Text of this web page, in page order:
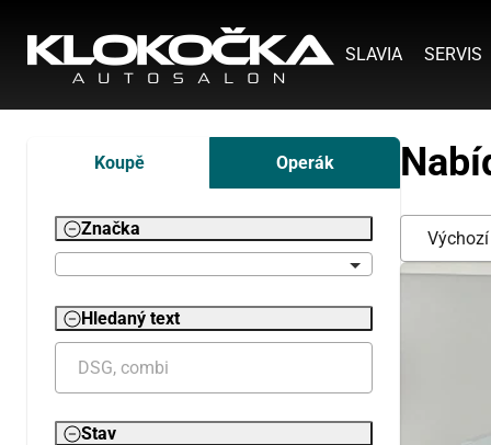
SLAVIA SERVIS
Koupě Operák
Značka
Hledaný text
Stav